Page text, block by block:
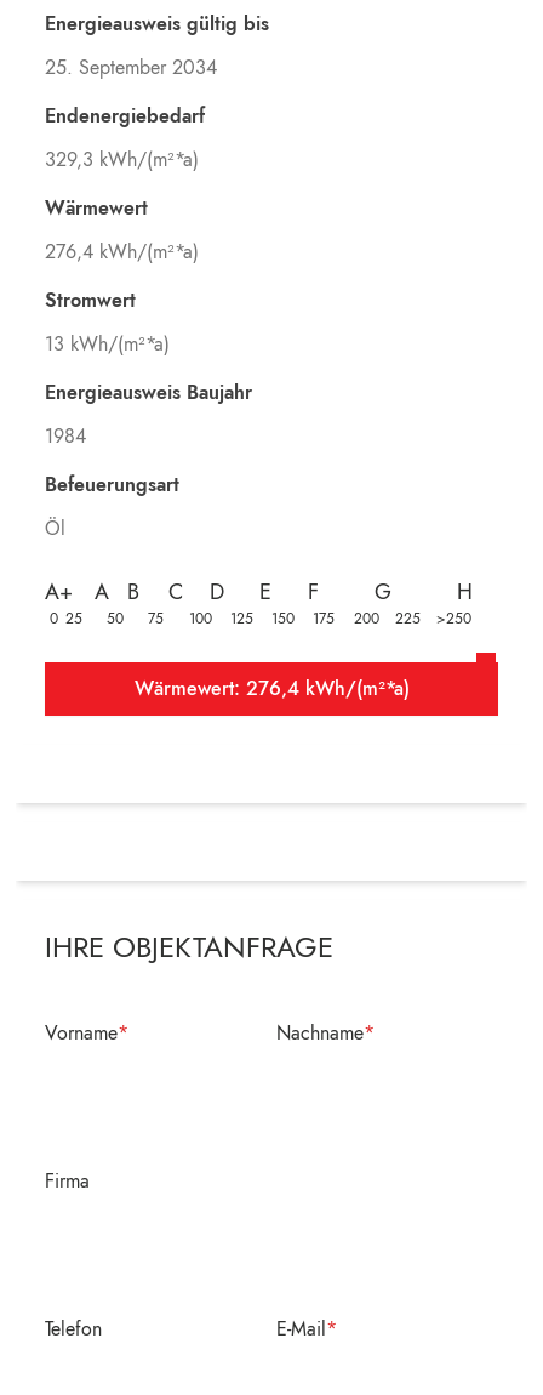
Energieausweis gültig bis
25. September 2034
Endenergiebedarf
329,3 kWh/(m²*a)
Wärmewert
276,4 kWh/(m²*a)
Stromwert
13 kWh/(m²*a)
Energieausweis Baujahr
1984
Befeuerungsart
Öl
A+ A B C D E F G H
0 25 50 75 100 125 150 175 200 225 >250
Wärmewert: 276,4 kWh/(m²*a)
IHRE OBJEKTANFRAGE
Vorname* Nachname*
Firma
Telefon E-Mail*